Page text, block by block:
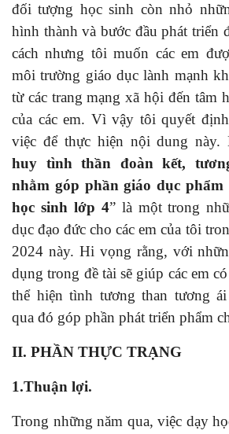
đối tượng học sinh còn nhỏ
hình thành và bước đầu phát triển
cách nhưng tôi muốn các em
môi trường giáo dục lành mạnh
từ các trang mạng xã hội đến tâm
của các em. Vì vậy tôi quyết
việc để thực hiện nội dung này.
huy tình thần đoàn kết,
nhằm góp phần giáo dục phẩm
học sinh lớp 4” là một trong
dục đạo đức cho các em của tôi
2024 này. Hi vọng rằng, với
dụng trong đề tài sẽ giúp các em
thể hiện tình tương than tương
qua đó góp phần phát triển phẩm
II. PHẦN THỰC TRẠNG
1.Thuận lợi.
Trong những năm qua, việc dạy